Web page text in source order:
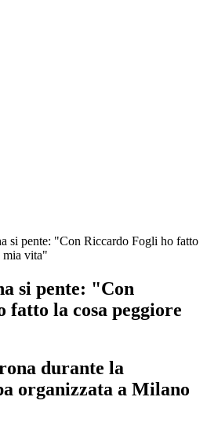
si pente: "Con Riccardo Fogli ho fatto
mia vita"
si pente: "Con
fatto la cosa peggiore
durante la
organizzata a Milano